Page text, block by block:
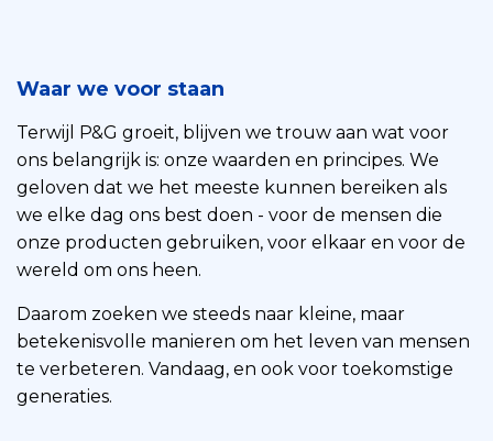
Waar we voor staan
Terwijl P&G groeit, blijven we trouw aan wat voor
ons belangrijk is: onze waarden en principes. We
geloven dat we het meeste kunnen bereiken als
we elke dag ons best doen - voor de mensen die
onze producten gebruiken, voor elkaar en voor de
wereld om ons heen.
Daarom zoeken we steeds naar kleine, maar
betekenisvolle manieren om het leven van mensen
te verbeteren. Vandaag, en ook voor toekomstige
generaties.